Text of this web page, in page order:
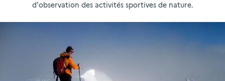
d'observation des activités sportives de nature.